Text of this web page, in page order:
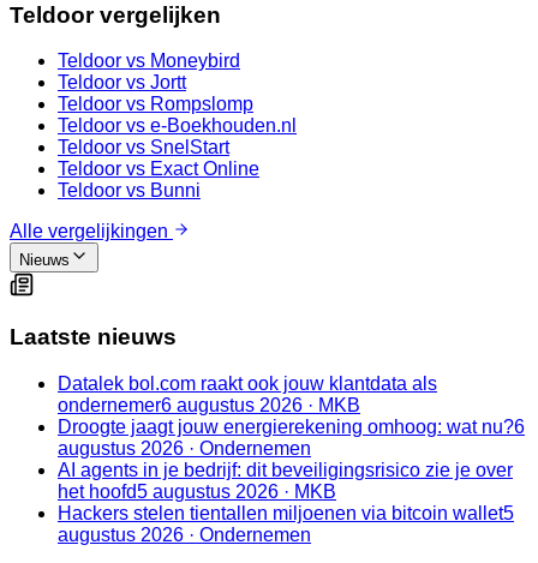
Teldoor vergelijken
Teldoor vs Moneybird
Teldoor vs Jortt
Teldoor vs Rompslomp
Teldoor vs e-Boekhouden.nl
Teldoor vs SnelStart
Teldoor vs Exact Online
Teldoor vs Bunni
Alle vergelijkingen
Nieuws
Laatste nieuws
Datalek bol.com raakt ook jouw klantdata als
ondernemer6 augustus 2026 · MKB
Droogte jaagt jouw energierekening omhoog: wat nu?6
augustus 2026 · Ondernemen
AI agents in je bedrijf: dit beveiligingsrisico zie je over
het hoofd5 augustus 2026 · MKB
Hackers stelen tientallen miljoenen via bitcoin wallet5
augustus 2026 · Ondernemen